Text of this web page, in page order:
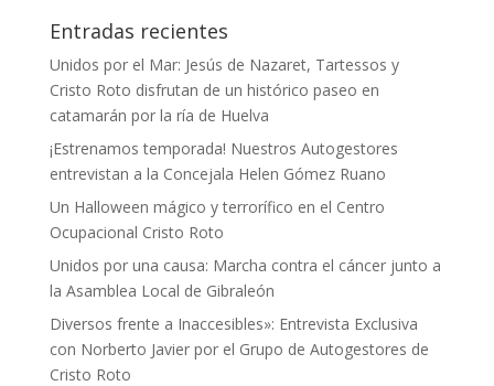
Entradas recientes
Unidos por el Mar: Jesús de Nazaret, Tartessos y
Cristo Roto disfrutan de un histórico paseo en
catamarán por la ría de Huelva
¡Estrenamos temporada! Nuestros Autogestores
entrevistan a la Concejala Helen Gómez Ruano
Un Halloween mágico y terrorífico en el Centro
Ocupacional Cristo Roto
Unidos por una causa: Marcha contra el cáncer junto a
la Asamblea Local de Gibraleón
Diversos frente a Inaccesibles»: Entrevista Exclusiva
con Norberto Javier por el Grupo de Autogestores de
Cristo Roto